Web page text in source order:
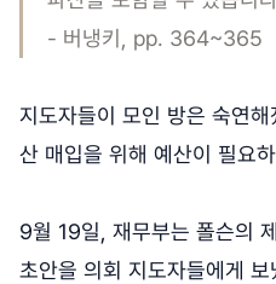
- 버냉키, pp. 364~365
지도자들이 모인 방은 숙연
산 매입을 위해 예산이 필요
9월 19일, 재무부는 폴슨의
초안을 의회 지도자들에게